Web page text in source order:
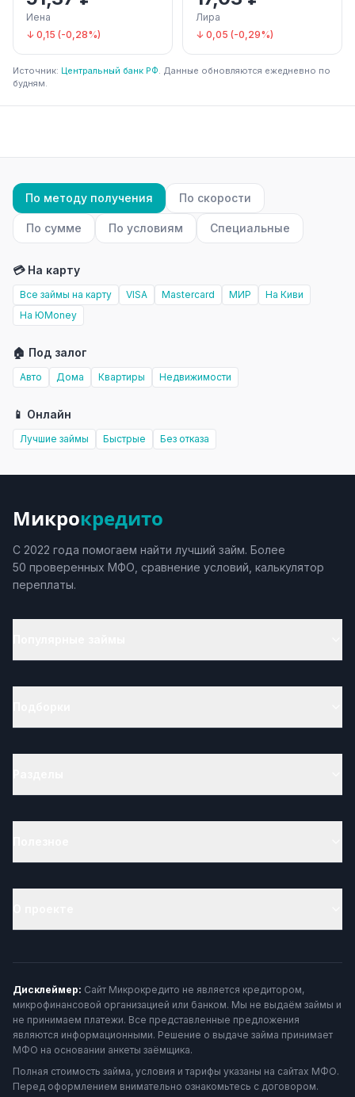
Иена
↓ 0,15 (-0,28%)
Лира
↓ 0,05 (-0,29%)
Источник: Центральный банк РФ. Данные обновляются ежедневно по
будням.
По методу получения По скорости
По сумме По условиям Специальные
💳 На карту
Все займы на карту VISA Mastercard МИР
На Киви
На ЮMoney
🏠 Под залог
Авто Дома Квартиры Недвижимости
📱 Онлайн
Лучшие займы Быстрые Без отказа
Микрокредито
С 2022 года помогаем найти лучший займ. Более
50 проверенных МФО, сравнение условий, калькулятор
переплаты.
Дисклеймер: Сайт Микрокредито не является кредитором,
микрофинансовой организацией или банком. Мы не выдаём займы и
не принимаем платежи. Все представленные предложения
являются информационными. Решение о выдаче займа принимает
МФО на основании анкеты заёмщика.
Полная стоимость займа, условия и тарифы указаны на сайтах МФО.
Перед оформлением внимательно ознакомьтесь с договором.